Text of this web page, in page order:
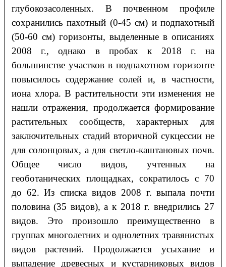
глубокозасоленных. В почвенном профиле
сохранились пахотный (0-45 см) и подпахотный
(50-60 см) горизонты, выделенные в описаниях
2008 г., однако в пробах к 2018 г. на
большинстве участков в подпахотном горизонте
повысилось содержание солей и, в частности,
иона хлора. В растительности эти изменения не
нашли отражения, продолжается формирование
растительных сообществ, характерных для
заключительных стадий вторичной сукцессии не
для солонцовых, а для светло-каштановых почв.
Общее число видов, учтенных на
геоботанических площадках, сократилось с 70
до 62. Из списка видов 2008 г. выпала почти
половина (35 видов), а к 2018 г. внедрились 27
видов. Это произошло преимущественно в
группах многолетних и однолетних травянистых
видов растений. Продолжается усыхание и
выпадение древесных и кустарниковых видов